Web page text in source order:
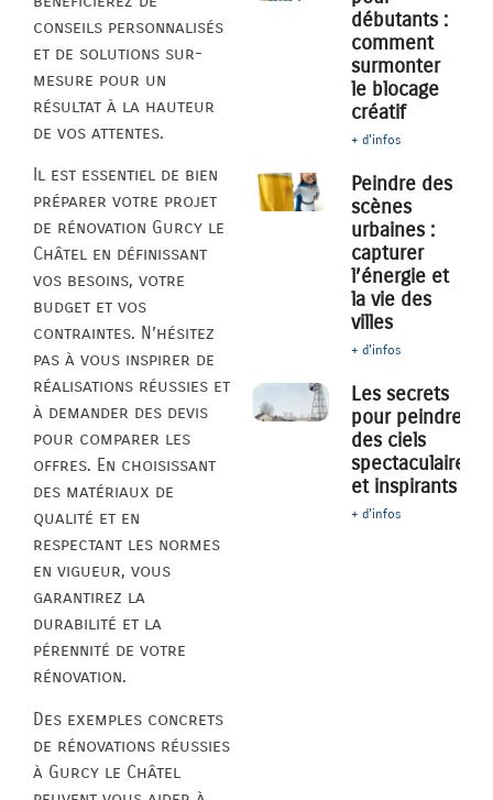
conseils personnalisés
et de solutions sur-
mesure pour un
résultat à la hauteur
de vos attentes.
Il est essentiel de bien
préparer votre projet
de rénovation Gurcy le
Châtel en définissant
vos besoins, votre
budget et vos
contraintes. N’hésitez
pas à vous inspirer de
réalisations réussies et
à demander des devis
pour comparer les
offres. En choisissant
des matériaux de
qualité et en
respectant les normes
en vigueur, vous
garantirez la
durabilité et la
pérennité de votre
rénovation.
Des exemples concrets
de rénovations réussies
à Gurcy le Châtel
débutants :
comment
surmonter
le blocage
créatif
+ d'infos
Peindre des
scènes
urbaines :
capturer
l’énergie et
la vie des
villes
+ d'infos
Les secrets
pour peindre
des ciels
spectaculaires
et inspirants
+ d'infos